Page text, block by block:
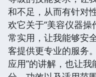
和不足，从而有针对
欢它关于“美容仪器
常实用，让我能够安
客提供更专业的服务
应用”的讲解，也让